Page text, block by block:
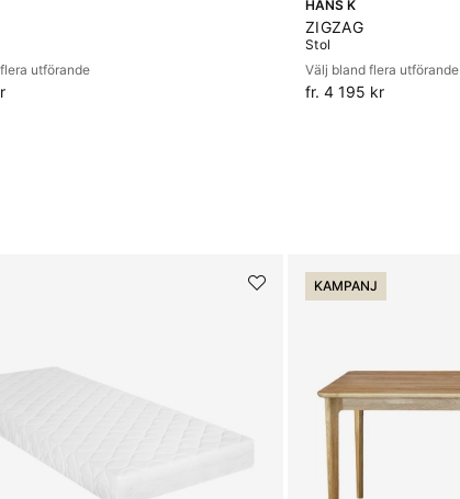
utförande
HANS K
ZIGZAG
Stol
Välj bland flera utförande
fr. 4 195 kr
KAMPANJ